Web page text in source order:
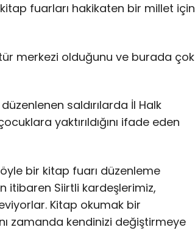
kitap fuarları hakikaten bir millet için
merkezi olduğunu ve burada çok
saldırılarda İl Halk
yaktırıldığını ifade eden
bir kitap fuarı düzenleme
itibaren Siirtli kardeşlerimiz,
Kitap okumak bir
zamanda kendinizi değiştirmeye